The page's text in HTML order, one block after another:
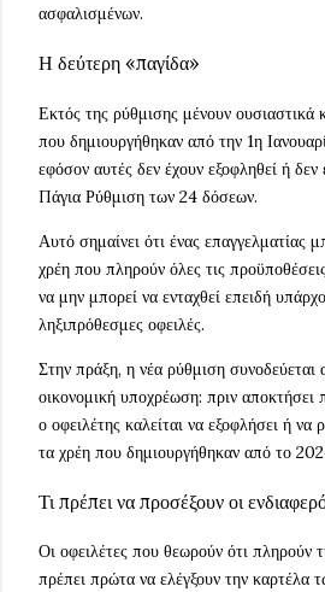
ασφαλισμένων.
Η δεύτερη «παγίδα»
Εκτός της ρύθμισης μένουν ουσιαστικά
που δημιουργήθηκαν από την 1η
εφόσον αυτές δεν έχουν εξοφληθεί ή δεν
Πάγια Ρύθμιση των 24 δόσεων.
Αυτό σημαίνει ότι ένας επαγγελματίας
χρέη που πληρούν όλες τις
να μην μπορεί να ενταχθεί επειδή
ληξιπρόθεσμες οφειλές.
Στην πράξη, η νέα ρύθμιση
οικονομική υποχρέωση: πριν αποκτήσει
ο οφειλέτης καλείται να εξοφλήσει ή να
τα χρέη που δημιουργήθηκαν από το
Τι πρέπει να προσέξουν οι
Οι οφειλέτες που θεωρούν ότι πληρούν
πρέπει πρώτα να ελέγξουν την καρτέλα